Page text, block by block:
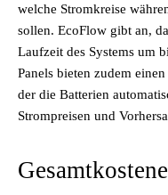
welche Stromkreise
sollen. EcoFlow gibt an,
Laufzeit des Systems um
Panels bieten zudem
der die Batterien
Strompreisen und